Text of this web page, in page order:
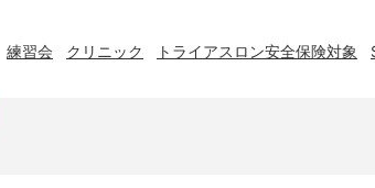
練習会 クリニック トライアスロン安全保険対象